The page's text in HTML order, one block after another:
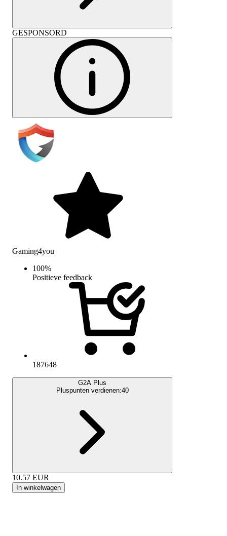
GESPONSORD
Gaming4you
100%
Positieve feedback
187648
G2A Plus
Pluspunten verdienen:40
10.57 EUR
In winkelwagen